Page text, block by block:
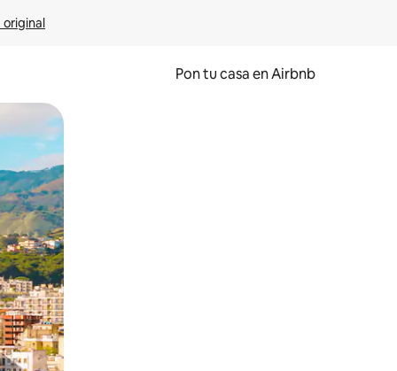
original
Pon tu casa en Airbnb
desliza el dedo.